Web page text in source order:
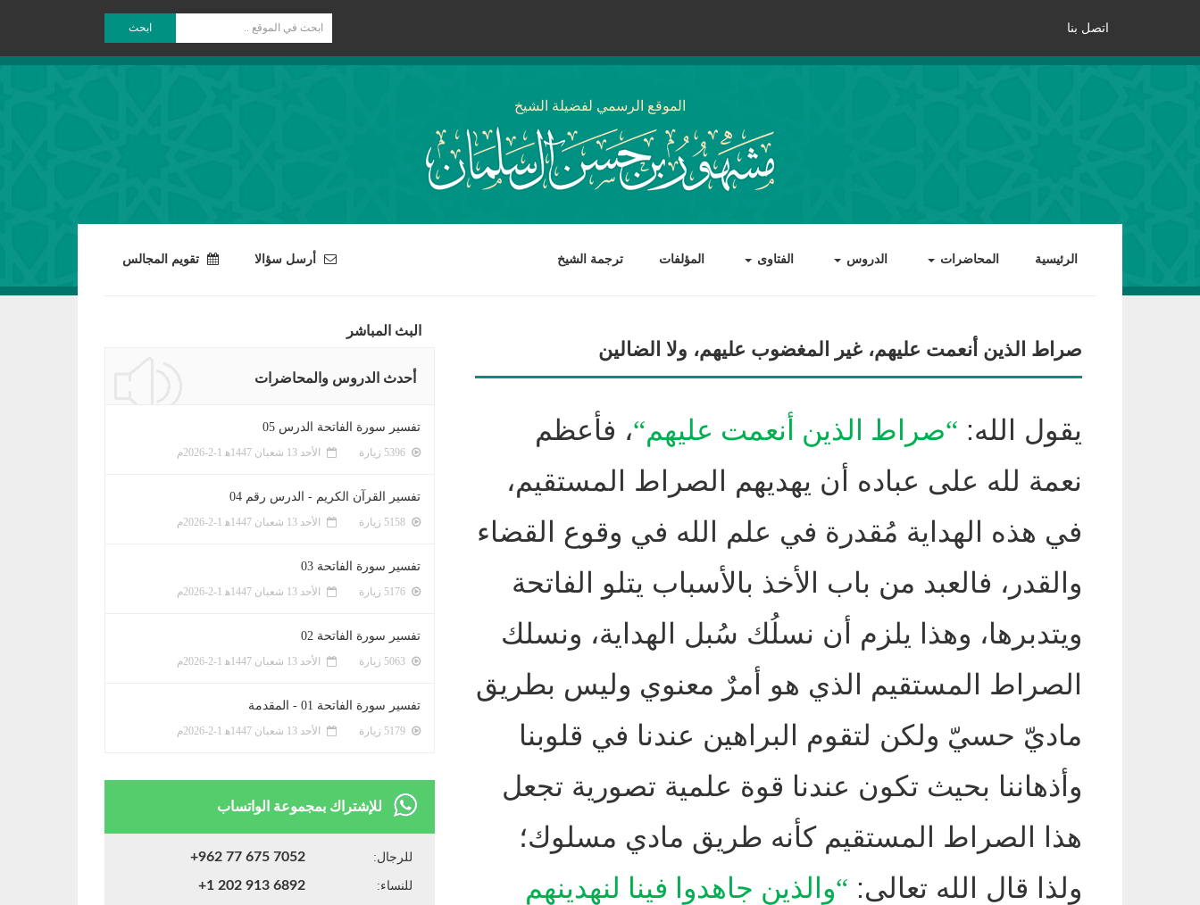
اتصل بنا ابحث
الموقع الرسمي لفضيلة الشيخ
الرئيسية المحاضرات الدروس الفتاوى المؤلفات ترجمة الشيخ أرسل سؤالا تقويم المجالس
صراط الذين أنعمت عليهم، غير المغضوب عليهم، ولا الضالين
يقول الله:
“صراط الذين أنعمت عليهم“، فأعظم
نعمة لله على عباده أن يهديهم الصراط المستقيم،
في هذه الهداية مُقدرة في علم الله في وقوع القضاء
والقدر، فالعبد من باب الأخذ بالأسباب يتلو الفاتحة
ويتدبرها، وهذا يلزم أن نسلُك سُبل الهداية، ونسلك
الصراط المستقيم الذي هو أمرٌ معنوي وليس بطريق
ماديّ حسيّ ولكن لتقوم البراهين عندنا في قلوبنا
وأذهاننا بحيث تكون عندنا قوة علمية تصورية تجعل
هذا الصراط المستقيم كأنه طريق مادي مسلوك؛
ولذا قال الله تعالى:
“والذين جاهدوا فينا لنهدينهم
البث المباشر
أحدث الدروس والمحاضرات
تفسير سورة الفاتحة الدرس 05
الأحد 13 شعبان 1447ﻫ 1-2-2026م
تفسير القرآن الكريم - الدرس رقم 04
الأحد 13 شعبان 1447ﻫ 1-2-2026م
تفسير سورة الفاتحة 03
الأحد 13 شعبان 1447ﻫ 1-2-2026م
تفسير سورة الفاتحة 02
الأحد 13 شعبان 1447ﻫ 1-2-2026م
تفسير سورة الفاتحة 01 - المقدمة
الأحد 13 شعبان 1447ﻫ 1-2-2026م
للإشتراك بمجموعة الواتساب
للرجال: +962 77 675 7052
للنساء: +1 202 913 6892